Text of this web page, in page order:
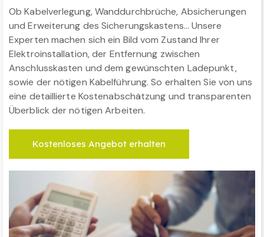
Ob Kabelverlegung, Wanddurchbrüche, Absicherungen
und Erweiterung des Sicherungskastens… Unsere
Experten machen sich ein Bild vom Zustand Ihrer
Elektroinstallation, der Entfernung zwischen
Anschlusskasten und dem gewünschten Ladepunkt,
sowie der nötigen Kabelführung. So erhalten Sie von uns
eine detaillierte Kostenabschätzung und transparenten
Überblick der nötigen Arbeiten.
Kostenloses Angebot erhalten